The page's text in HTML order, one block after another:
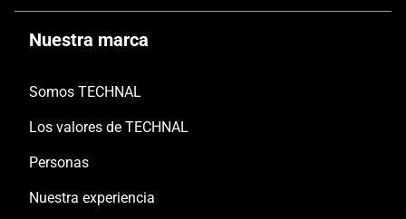
Nuestra marca
Somos TECHNAL
Los valores de TECHNAL
Personas
Nuestra experiencia